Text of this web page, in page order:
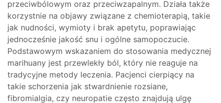
przeciwbólowym oraz przeciwzapalnym. Działa także
korzystnie na objawy związane z chemioterapią, takie
jak nudności, wymioty i brak apetytu, poprawiając
jednocześnie jakość snu i ogólne samopoczucie.
Podstawowym wskazaniem do stosowania medycznej
marihuany jest przewlekły ból, który nie reaguje na
tradycyjne metody leczenia. Pacjenci cierpiący na
takie schorzenia jak stwardnienie rozsiane,
fibromialgia, czy neuropatie często znajdują ulgę